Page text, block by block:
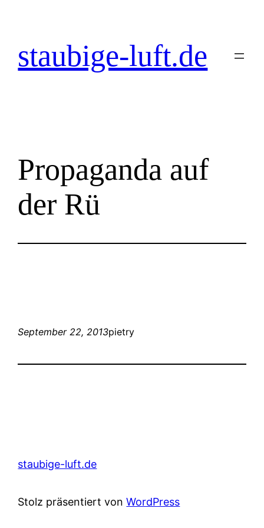
staubige-luft.de
Propaganda auf
der Rü
September 22, 2013pietry
staubige-luft.de
Stolz präsentiert vonWordPress